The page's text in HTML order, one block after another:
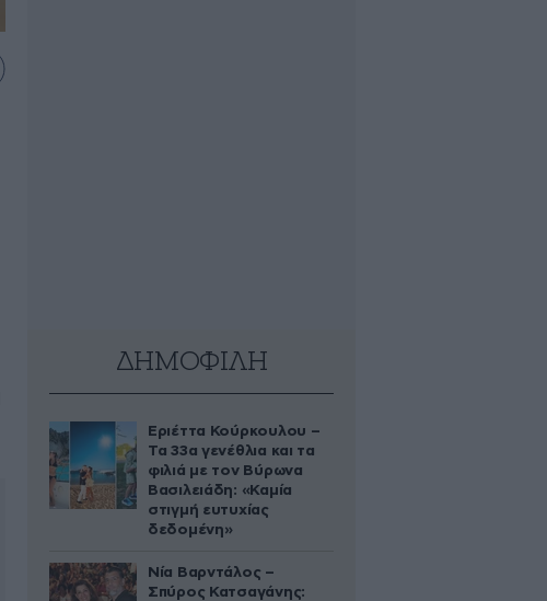
ΔΗΜΟΦΙΛΗ
Εριέττα Κούρκουλου –
Τα 33α γενέθλια και τα
φιλιά με τον Βύρωνα
Βασιλειάδη: «Καμία
στιγμή ευτυχίας
δεδομένη»
Νία Βαρντάλος –
Σπύρος Κατσαγάνης: